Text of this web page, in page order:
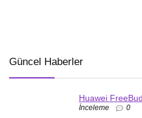
Güncel Haberler
Huawei
İnceleme 0